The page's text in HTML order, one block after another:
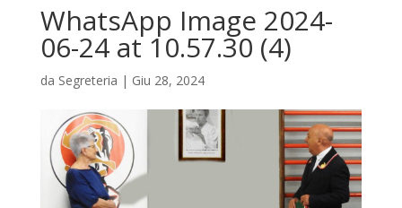
WhatsApp Image 2024-
06-24 at 10.57.30 (4)
da Segreteria | Giu 28, 2024